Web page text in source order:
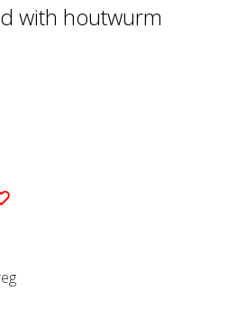
with houtwurm